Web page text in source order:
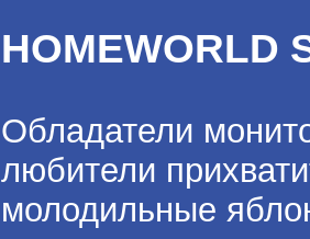
HOMEWORLD
Обладатели
любители
молодильные